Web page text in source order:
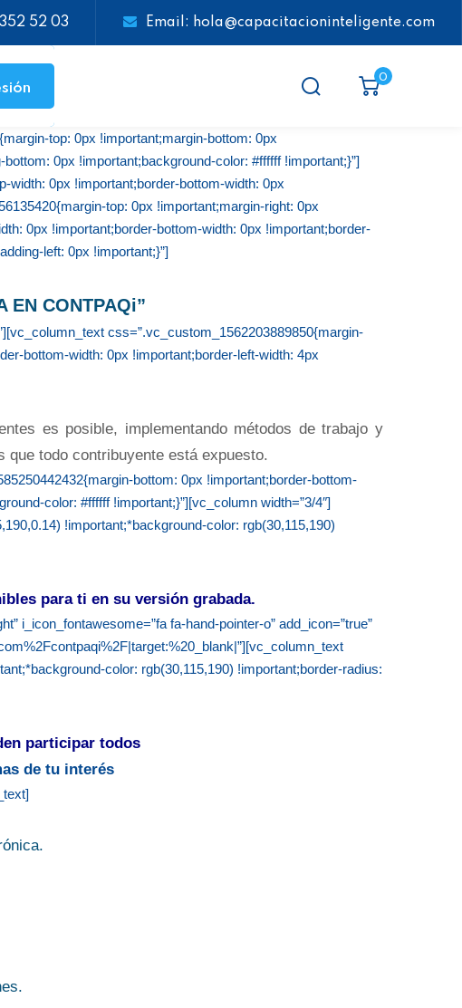
52 03 Email: hola@capacitacioninteligente.com
0
top: 0px !important;margin-bottom: 0px
0px !important;background-color: #ffffff !important;}”]
width: 0px !important;border-bottom-width: 0px
top: 0px !important;margin-right: 0px
0px !important;border-bottom-width: 0px !important;border-
left: 0px !important;}”]
EN CONTPAQi”
css=”.vc_custom_1562203889850{margin-
bottom-width: 0px !important;border-left-width: 4px
es posible, implementando métodos de trabajo y
todo contribuyente está expuesto.
bottom: 0px !important;border-bottom-
color: #ffffff !important;}”][vc_column width=”3/4″]
!important;*background-color: rgb(30,115,190)
para ti en su versión grabada.
i_icon_fontawesome=”fa fa-hand-pointer-o” add_icon=”true”
color: rgb(30,115,190) !important;border-radius:
participar todos
de tu interés